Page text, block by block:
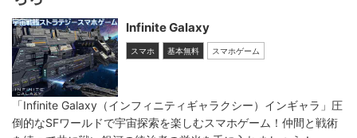
Infinite Galaxy
スマホ 基本無料 スマホゲーム
「Infinite Galaxy（インフィニティギャラクシー）インギャラ」圧
倒的なSFワールドで宇宙探索を楽しむスマホゲーム！仲間と戦術